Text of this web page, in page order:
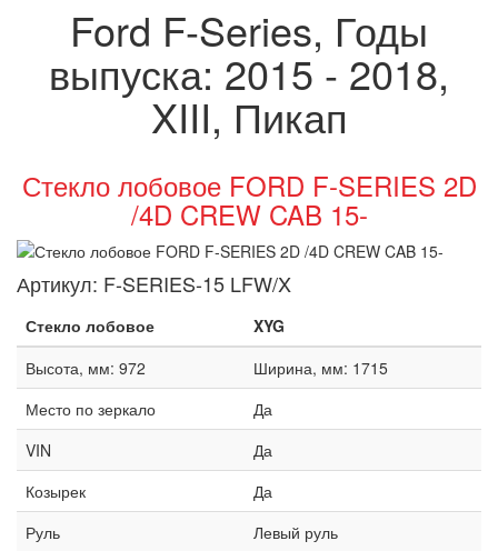
Ford F-Series, Годы
выпуска: 2015 - 2018,
XIII, Пикап
Стекло лобовое FORD F-SERIES 2D
/4D CREW CAB 15-
Артикул: F-SERIES-15 LFW/X
Стекло лобовое
XYG
Высота, мм: 972
Ширина, мм: 1715
Место по зеркало
Да
VIN
Да
Козырек
Да
Руль
Левый руль